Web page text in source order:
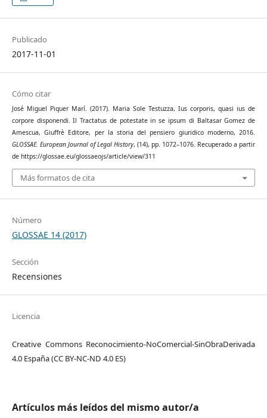
Publicado
2017-11-01
Cómo citar
José Miguel Piquer Marí. (2017). Maria Sole Testuzza, Ius corporis, quasi ius de
corpore disponendi. Il Tractatus de potestate in se ipsum di Baltasar Gomez de
Amescua, Giuffrè Editore, per la storia del pensiero giuridico moderno, 2016.
GLOSSAE. European Journal of Legal History, (14), pp. 1072–1076. Recuperado a partir
de https://glossae.eu/glossaeojs/article/view/311
Más formatos de cita
Número
GLOSSAE 14 (2017)
Sección
Recensiones
Licencia
Creative Commons Reconocimiento-NoComercial-SinObraDerivada
4.0 España (CC BY-NC-ND 4.0 ES)
Artículos más leídos del mismo autor/a